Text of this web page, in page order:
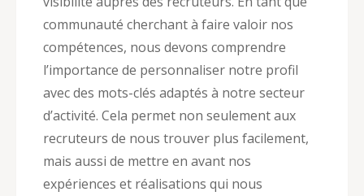
communauté cherchant à faire valoir nos
compétences, nous devons comprendre
l’importance de personnaliser notre profil
avec des mots-clés adaptés à notre secteur
d’activité. Cela permet non seulement aux
recruteurs de nous trouver plus facilement,
mais aussi de mettre en avant nos
expériences et réalisations qui nous